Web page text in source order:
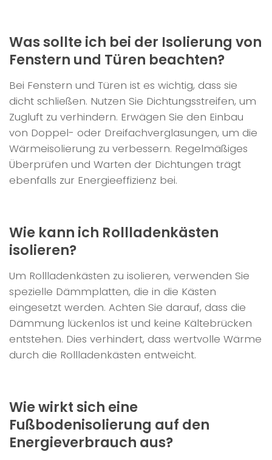
Was sollte ich bei der Isolierung von
Fenstern und Türen beachten?
Bei Fenstern und Türen ist es wichtig, dass sie
dicht schließen. Nutzen Sie Dichtungsstreifen, um
Zugluft zu verhindern. Erwägen Sie den Einbau
von Doppel- oder Dreifachverglasungen, um die
Wärmeisolierung zu verbessern. Regelmäßiges
Überprüfen und Warten der Dichtungen trägt
ebenfalls zur Energieeffizienz bei.
Wie kann ich Rollladenkästen
isolieren?
Um Rollladenkästen zu isolieren, verwenden Sie
spezielle Dämmplatten, die in die Kästen
eingesetzt werden. Achten Sie darauf, dass die
Dämmung lückenlos ist und keine Kältebrücken
entstehen. Dies verhindert, dass wertvolle Wärme
durch die Rollladenkästen entweicht.
Wie wirkt sich eine
Fußbodenisolierung auf den
Energieverbrauch aus?